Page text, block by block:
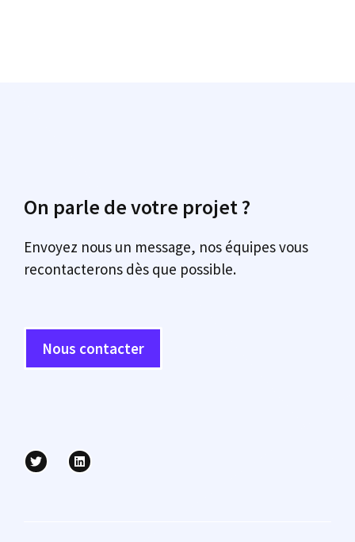
On parle de votre projet ?
Envoyez nous un message, nos équipes vous
recontacterons dès que possible.
Nous contacter